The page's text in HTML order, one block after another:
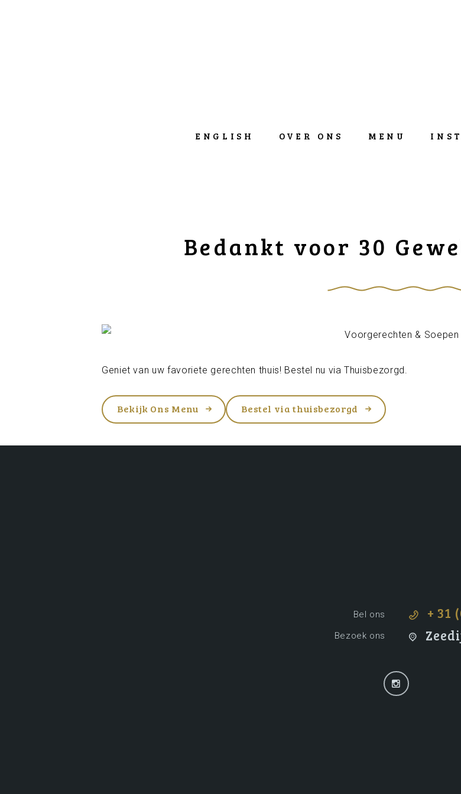
ENGLISH OVER ONS MENU
Bedankt voor 30
Geniet van uw favoriete gerechten thuis! Bestel nu viaThuisbezorgd .
Bekijk Ons Menu Bestel via thuisbezorgd
+ 31
Bel ons
Bezoek ons